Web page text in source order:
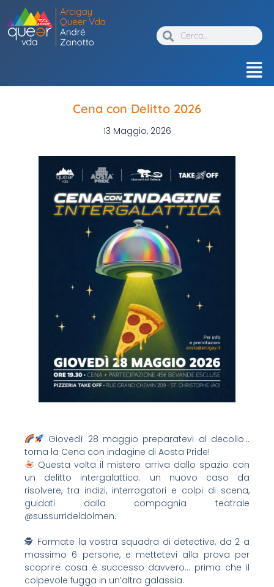
Cena con Delitto 2026
13 Maggio, 2026
Giovedì 28 maggio preparatevi al decollo…
torna la Cena con indagine di Aosta Pride!
Questa volta il mistero arriva dallo spazio con
un delitto intergalattico: un nuovo caso da
risolvere, tra indizi, interrogatori e colpi di scena,
guidati dalla compagnia teatrale
@sussurrideldolmen.
🕵️ Formate la vostra squadra di detective, da 2 a
massimo 6 persone, e mettetevi alla prova per
scoprire cosa è successo davvero… prima che il
colpevole fugga in un’altra galassia.